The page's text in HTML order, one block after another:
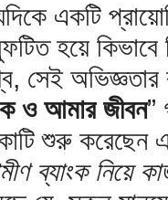
একটি
হয়ে কিভাবে
সেই অভিজ্ঞতার
ও আমার জীবন”
শুরু করেছেন
ব্যাংক নিয়ে